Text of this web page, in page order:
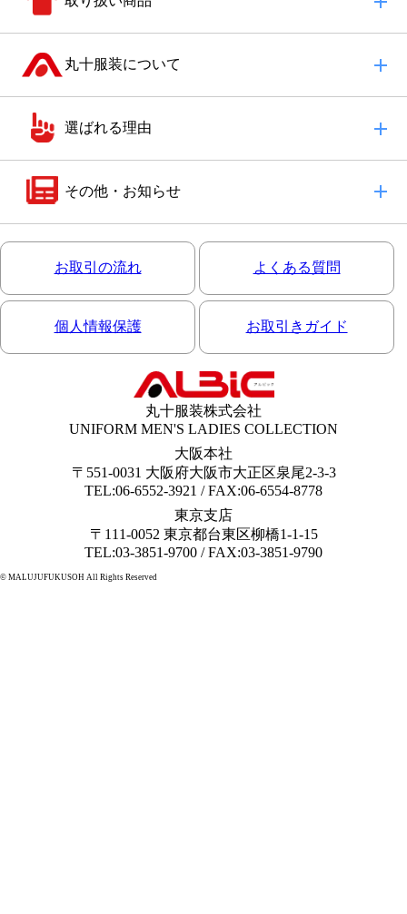
丸十服装について
選ばれる理由
その他・お知らせ
お取引の流れ よくある質問
個人情報保護 お取引きガイド
丸十服装株式会社
UNIFORM MEN'S LADIES COLLECTION
大阪本社
〒551-0031 大阪府大阪市大正区泉尾2-3-3
TEL:06-6552-3921 / FAX:06-6554-8778
東京支店
〒111-0052 東京都台東区柳橋1-1-15
TEL:03-3851-9700 / FAX:03-3851-9790
© MALUJUFUKUSOH All Rights Reserved